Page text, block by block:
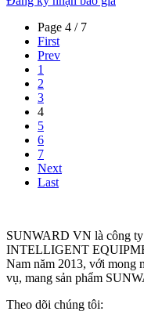
Page 4 / 7
First
Prev
1
2
3
4
5
6
7
Next
Last
SUNWARD VN là công ty
INTELLIGENT
Nam năm 2013, với mong
vụ, mang sản phẩm
Theo dõi chúng tôi: